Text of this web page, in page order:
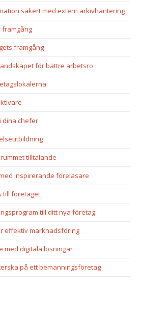
säkert med extern arkivhantering
framgång
framgång
för bättre arbetsro
dina chefer
tilltalande
inspirerande föreläsare
till företaget
till ditt nya företag
effektiv marknadsföring
med digitala lösningar
på ett bemanningsföretag